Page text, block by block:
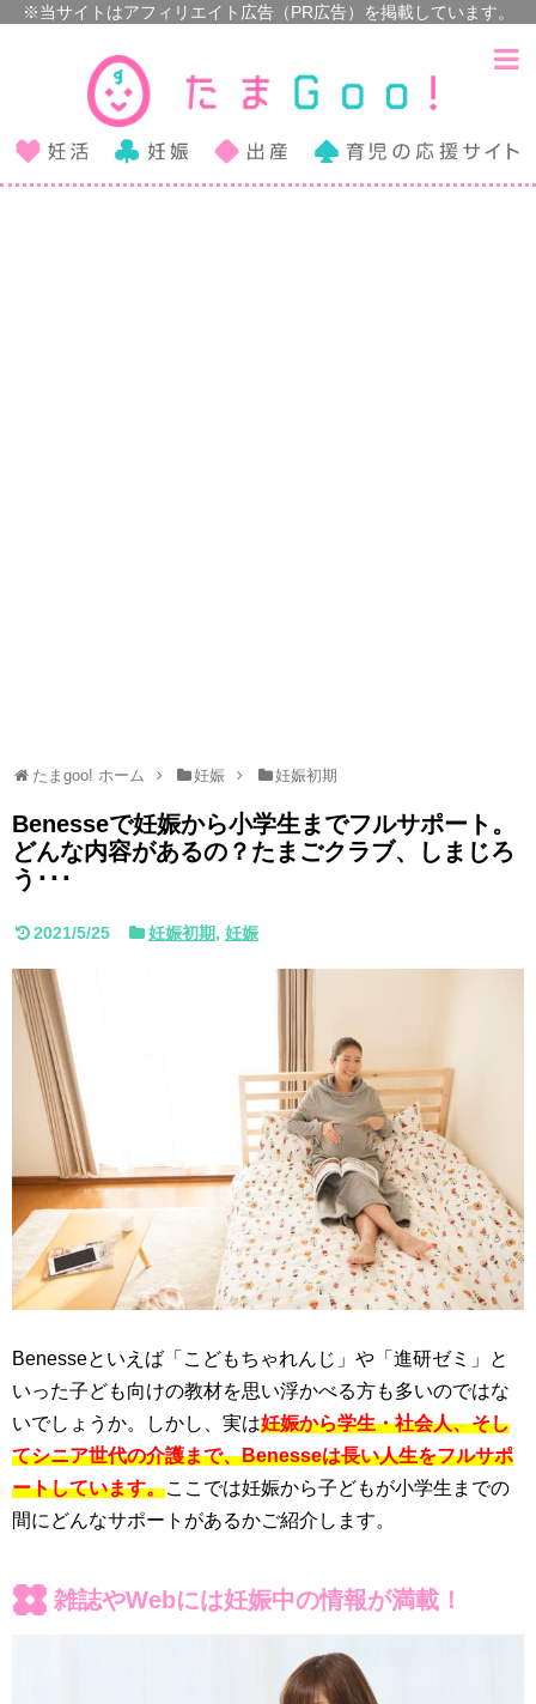
たまgoo! ホーム 妊娠 妊娠初期
Benesseで妊娠から小学生までフルサポート。
どんな内容があるの？たまごクラブ、しまじろ
う･･･
2021/5/25 妊娠初期, 妊娠
Benesseといえば「こどもちゃれんじ」や「進研ゼミ」と
いった子ども向けの教材を思い浮かべる方も多いのではな
いでしょうか。しかし、実は妊娠から学生・社会人、そし
てシニア世代の介護まで、Benesseは長い人生をフルサポ
ートしています。ここでは妊娠から子どもが小学生までの
間にどんなサポートがあるかご紹介します。
雑誌やWebには妊娠中の情報が満載！